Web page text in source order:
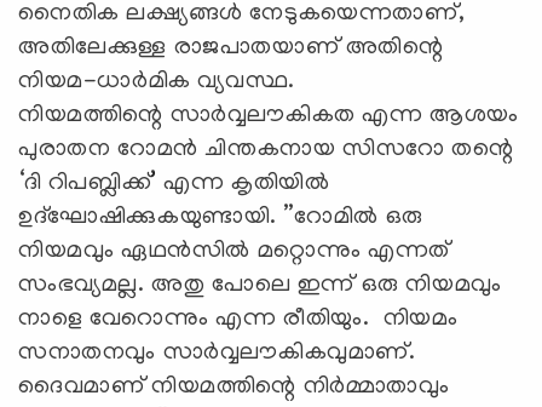
നൈതിക ലക്ഷ്യങ്ങള്‍ നേടുകയെന്നതാണ്,
അതിലേക്കുള്ള രാജപാതയാണ് അതിന്റെ
നിയമ-ധാര്‍മിക വ്യവസ്ഥ.
നിയമത്തിന്റെ സാര്‍വ്വലൗകികത എന്ന ആശയം
പുരാതന റോമന്‍ ചിന്തകനായ സിസറോ തന്റെ
‘ദി റിപബ്ലിക്ക്’ എന്ന കൃതിയില്‍
ഉദ്‌ഘോഷിക്കുകയുണ്ടായി. ”റോമില്‍ ഒരു
നിയമവും ഏഥന്‍സില്‍ മറ്റൊന്നും എന്നത്
സംഭവ്യമല്ല. അതു പോലെ ഇന്ന് ഒരു നിയമവും
നാളെ വേറൊന്നും എന്ന രീതിയും. നിയമം
സനാതനവും സാര്‍വ്വലൗകികവുമാണ്.
ദൈവമാണ് നിയമത്തിന്റെ നിര്‍മ്മാതാവും